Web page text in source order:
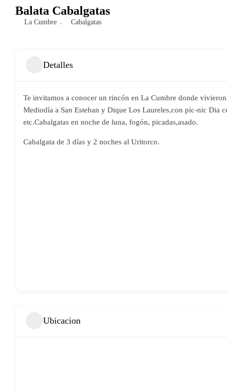
Balata Cabalgatas
La Cumbre Cabalgatas
Detalles
Te invitamos a conocer un rincón en La Cumbre donde
Mediodía a San Esteban y Dique Los Laureles,con pic-nic Dia
etc.Cabalgatas en noche de luna, fogón, picadas,asado.
Cabalgata de 3 días y 2 noches al Uritorco.
Ubicacion